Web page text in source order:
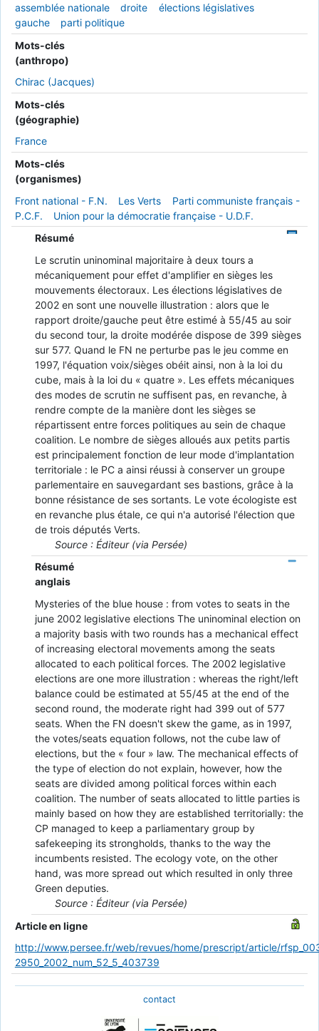
assemblée nationale
droite
élections législatives
gauche
parti politique
Mots-clés
(anthropo)
Chirac (Jacques)
Mots-clés
(géographie)
France
Mots-clés
(organismes)
Front national - F.N.
Les Verts
Parti communiste français -
P.C.F.
Union pour la démocratie française - U.D.F.
Résumé
Le scrutin uninominal majoritaire à deux tours a
mécaniquement pour effet d'amplifier en sièges les
mouvements électoraux. Les élections législatives de
2002 en sont une nouvelle illustration : alors que le
rapport droite/gauche peut être estimé à 55/45 au soir
du second tour, la droite modérée dispose de 399 sièges
sur 577. Quand le FN ne perturbe pas le jeu comme en
1997, l'équation voix/sièges obéit ainsi, non à la loi du
cube, mais à la loi du « quatre ». Les effets mécaniques
des modes de scrutin ne suffisent pas, en revanche, à
rendre compte de la manière dont les sièges se
répartissent entre forces politiques au sein de chaque
coalition. Le nombre de sièges alloués aux petits partis
est principalement fonction de leur mode d'implan­tation
territoriale : le PC a ainsi réussi à conserver un groupe
parlementaire en sauvegardant ses bastions, grâce à la
bonne résistance de ses sortants. Le vote écologiste est
en revanche plus étale, ce qui n'a autorisé l'élection que
de trois députés Verts.
Source : Éditeur (via Persée)
Résumé
anglais
Mysteries of the blue house : from votes to seats in the
june 2002 legislative elections The uninominal election on
a majority basis with two rounds has a mechanical effect
of increasing electoral movements among the seats
allocated to each political forces. The 2002 legislative
elections are one more illustration : whereas the right/left
balance could be esti­mated at 55/45 at the end of the
second round, the moderate right had 399 out of 577
seats. When the FN doesn't skew the game, as in 1997,
the votes/seats equation follows, not the cube law of
elections, but the « four » law. The mechanical effects of
the type of election do not explain, however, how the
seats are divided among political forces within each
coalition. The number of seats allocated to little parties is
mainly based on how they are established territo­rially: the
CP managed to keep a parliamentary group by
safekeeping its strongholds, thanks to the way the
incumbents resisted. The ecology vote, on the other
hand, was more spread out which resulted in only three
Green deputies.
Source : Éditeur (via Persée)
Article en ligne
http://www.persee.fr/web/revues/home/prescript/article/
2950_2002_num_52_5_403739
contact